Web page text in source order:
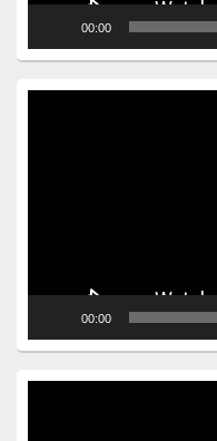
00:00
00:00